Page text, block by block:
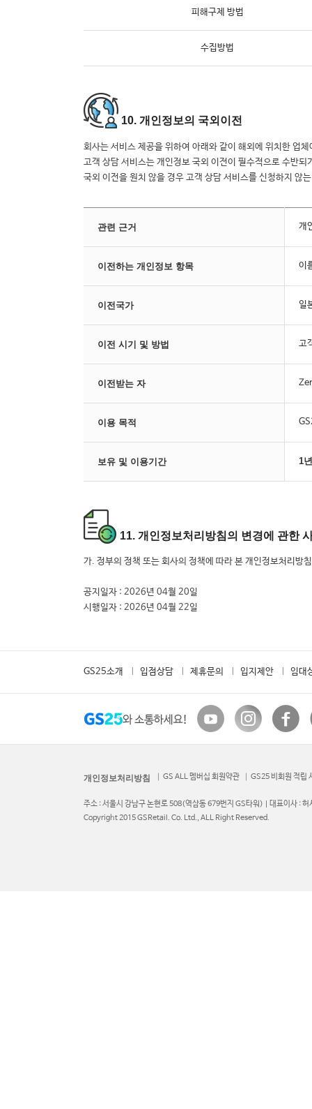
피해구제 방법
수집방법
10. 개인정보의 국외이전
회사는 서비스 제공을 위하여 아래와 같이 해외에 위치한 업
고객 상담 서비스는 개인정보 국외 이전이 필수적으로 수반
국외 이전을 원치 않을 경우 고객 상담 서비스를 신청하지 않
관련 근거 개
이전하는 개인정보 항목 이
이전국가 일
이전 시기 및 방법 고
이전받는 자
이용 목적
보유 및 이용기간 1
11. 개인정보처리방침의 변경에 관한
가. 정부의 정책 또는 회사의 정책에 따라 본 개인정보처리방
공지일자 : 2026년 04월 20일
시행일자 : 2026년 04월 22일
GS25소개 입점상담 제휴문의 입지제안 임대
개인정보처리방침 GS ALL 멤버십 회원약관 GS25 비회원 적립
주소 : 서울시 강남구 논현로 508(역삼동 679번지 GS타워) | 대표이사 :
Copyright 2015 GSRetail. Co. Ltd., ALL Right Reserved.